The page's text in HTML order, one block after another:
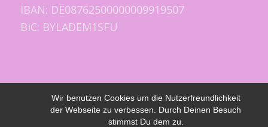
Wir benutzen Cookies um die Nutzerfreundlichkeit
der Webseite zu verbessen. Durch Deinen Besuch
stimmst Du dem zu.
IBAN: DE08762500000009919507
BIC: BYLADEM1SFU
© Copyright - The White Sage School-Enfold WordPress Theme by